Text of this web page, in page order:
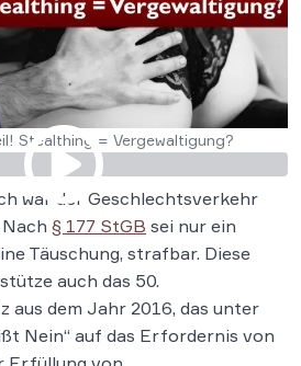
Stealthing = Vergewaltigung?
watch?v=ulSId1Dj304
war der Geschlechtsverkehr
§ 177 StGB sei nur ein
Täuschung, strafbar. Diese
auch das 50.
aus dem Jahr 2016, das unter
Nein“ auf das Erfordernis von